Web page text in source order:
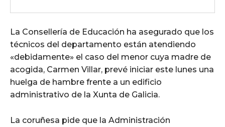
La Consellería de Educación ha asegurado que los
técnicos del departamento están atendiendo
«debidamente» el caso del menor cuya madre de
acogida, Carmen Villar, prevé iniciar este lunes una
huelga de hambre frente a un edificio
administrativo de la Xunta de Galicia.
La coruñesa pide que la Administración